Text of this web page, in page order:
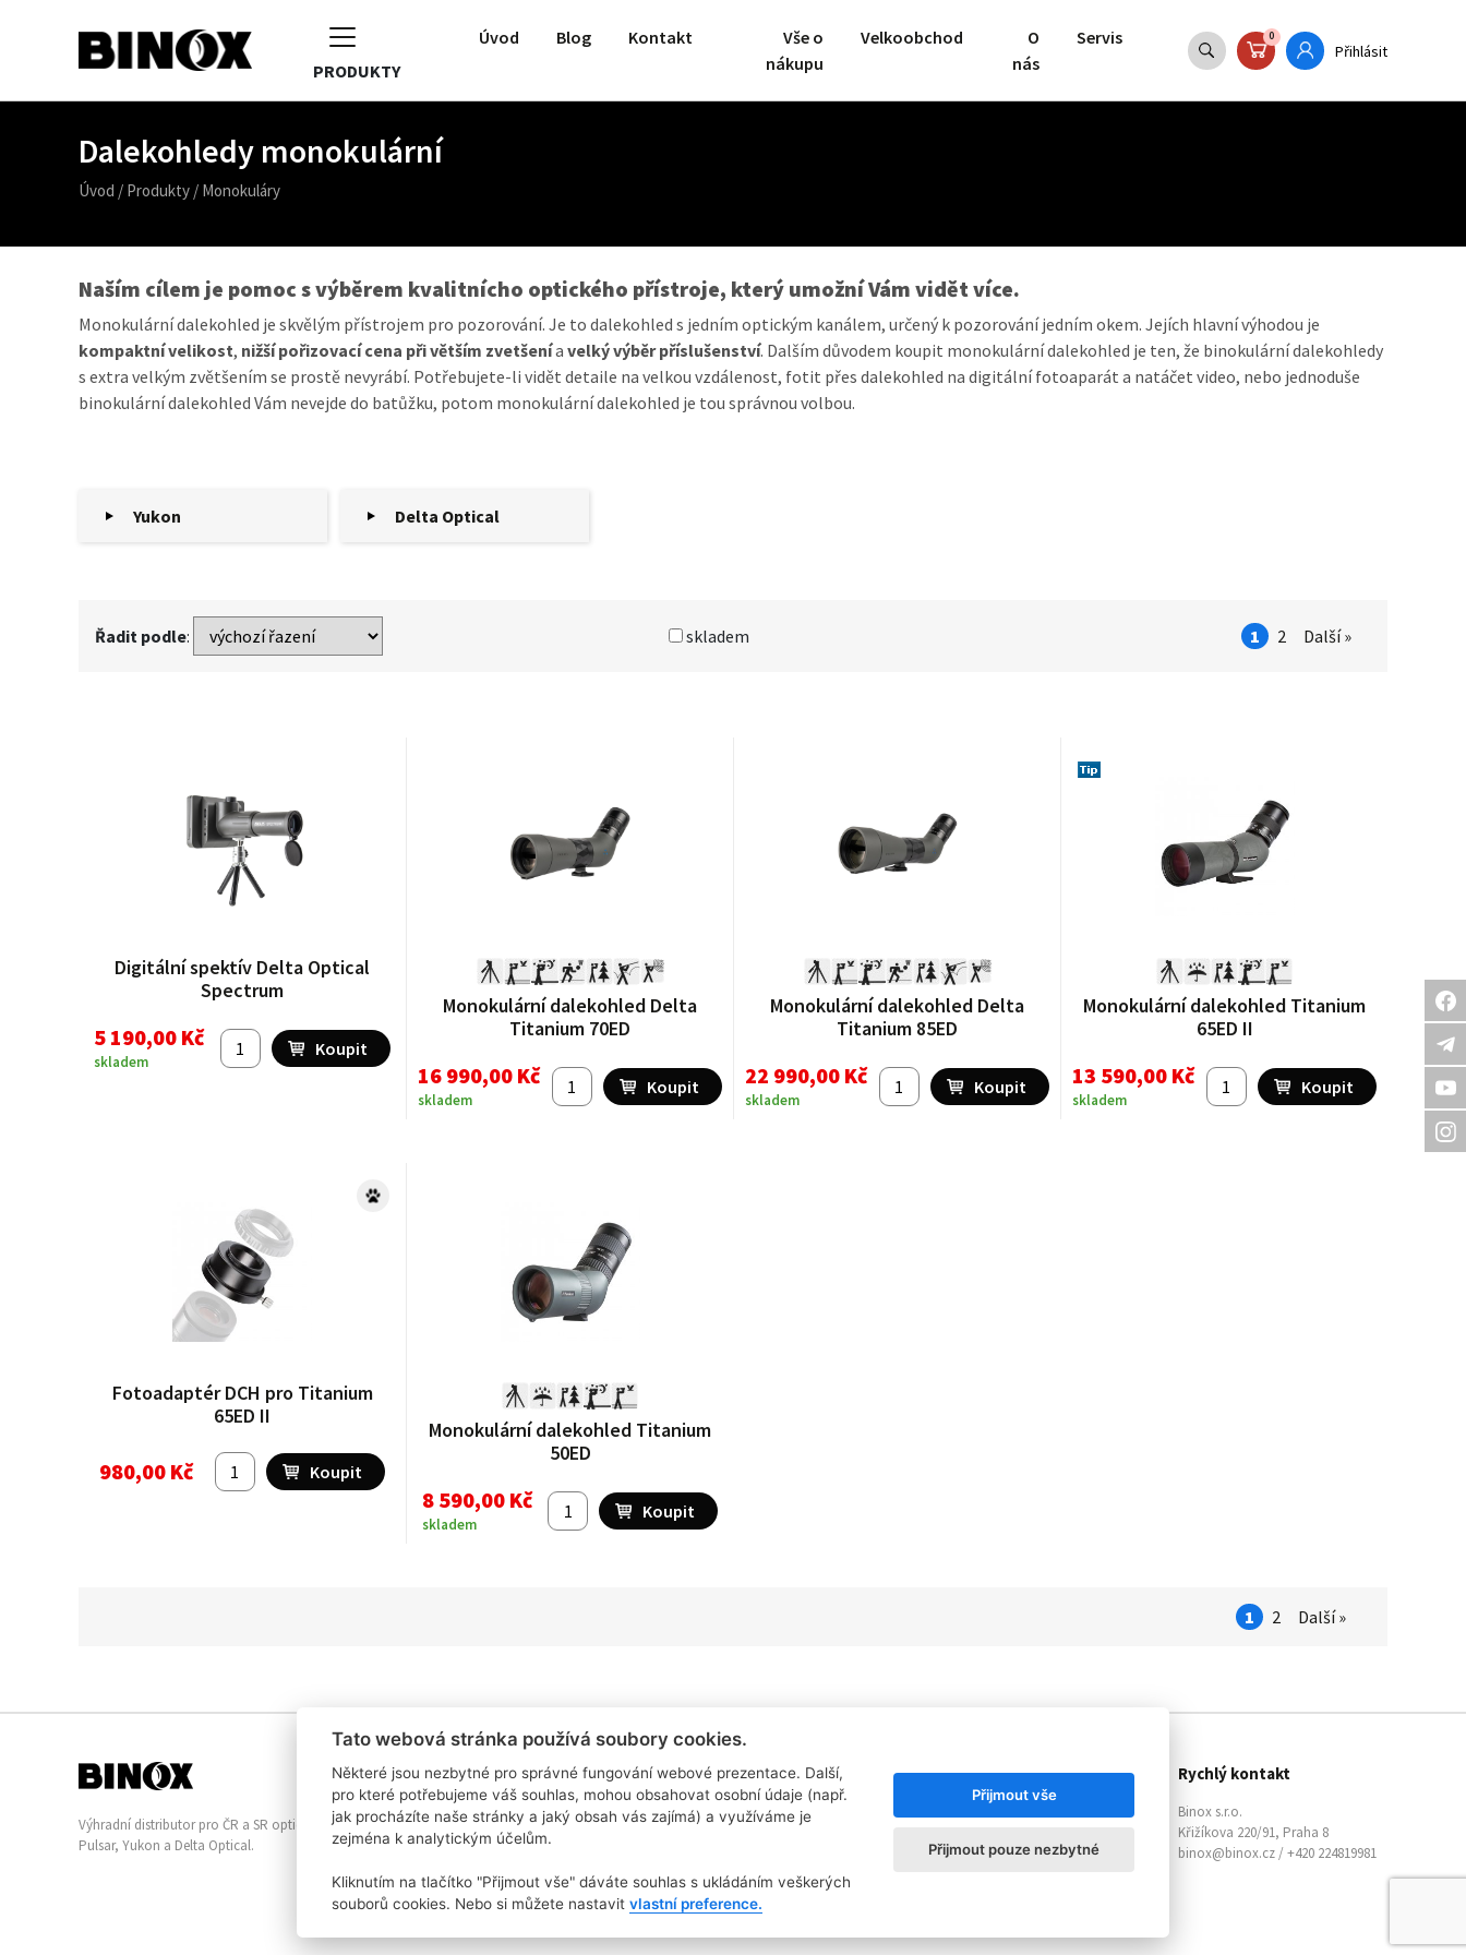
PRODUKTY
Úvod Blog Kontakt
Vše o
nákupu
Velkoobchod
O
nás
Servis 0
Přihlásit
Dalekohledy monokulární
Úvod / Produkty / Monokuláry
Naším cílem je pomoc s výběrem kvalitnícho optického přístroje, který umožní Vám vidět více.
Monokulární dalekohled je skvělým přístrojem pro pozorování. Je to dalekohled s jedním optickým kanálem, určený k pozorování jedním okem. Jejích hlavní výhodou je
kompaktní velikost, nižší pořizovací cena při větším zvetšenía velký výběr příslušenství. Dalším důvodem koupit monokulární dalekohled je ten, že binokulární dalekohledy
s extra velkým zvětšením se prostě nevyrábí. Potřebujete-li vidět detaile na velkou vzdálenost, fotit přes dalekohled na digitální fotoaparát a natáčet video, nebo jednoduše
binokulární dalekohled Vám nevejde do batůžku, potom monokulární dalekohled je tou správnou volbou.
Yukon Delta Optical
Řadit podle: skladem 1 2 Další »
Digitální spektív Delta Optical
Spectrum
5 190,00 Kč
skladem
Monokulární dalekohled Delta
Titanium 70ED
16 990,00 Kč
skladem
Monokulární dalekohled Delta
Titanium 85ED
22 990,00 Kč
skladem
Monokulární dalekohled Titanium
65ED II
13 590,00 Kč
skladem
Fotoadaptér DCH pro Titanium
65ED II
980,00 Kč
Monokulární dalekohled Titanium
50ED
8 590,00 Kč
skladem
1 2 Další »
Výhradní distributor pro ČR a SR optických přístrojů
Pulsar, Yukon a Delta Optical.
Informace o nákupu
Online reklamace
Nákupní řád
Zpracování osobních údajů
Zásady o používání Cookies
Klientská zóna
Velkoochod
Ostatní informace
Kontaktujte nás
Rychlý kontakt
Binox s.r.o.
Křižíkova 220/91, Praha 8
binox@binox.cz / +420 224819981
Tato webová stránka používá soubory cookies.
Některé jsou nezbytné pro správné fungování webové prezentace. Další,
pro které potřebujeme váš souhlas, mohou obsahovat osobní údaje (např.
jak procházíte naše stránky a jaký obsah vás zajímá) a využíváme je
zejména k analytickým účelům.
Kliknutím na tlačítko "Přijmout vše" dáváte souhlas s ukládáním veškerých
souborů cookies. Nebo si můžete nastavit vlastní preference.
Přijmout vše
Přijmout pouze nezbytné